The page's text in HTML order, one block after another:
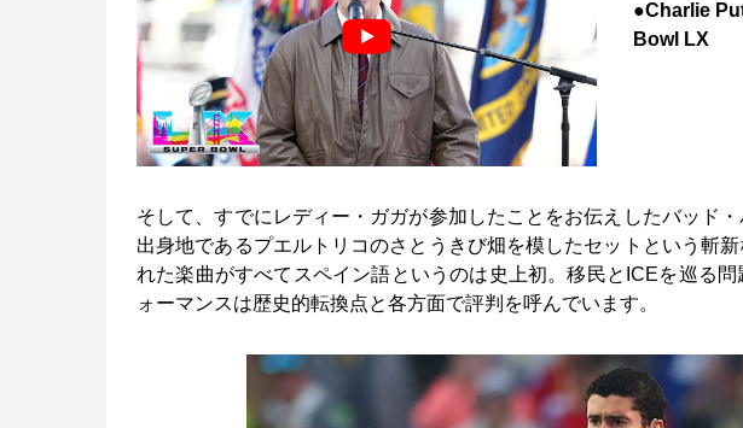
●Charlie
Bowl LX
そして、すでにレディー・ガガが参加したことをお伝えしたバッド
出身地であるプエルトリコのさとうきび畑を模したセットという斬
れた楽曲がすべてスペイン語というのは史上初。移民とICEを巡る
ォーマンスは歴史的転換点と各方面で評判を呼んでいます。